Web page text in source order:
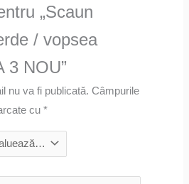
„Scaun
/ vopsea
3 NOU”
nu va fi publicată. Câmpurile
cu*